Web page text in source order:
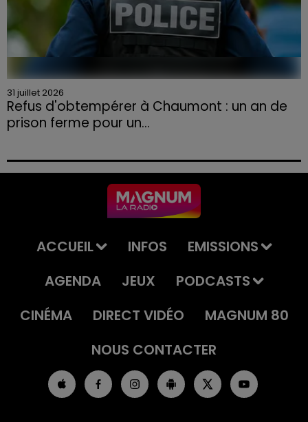
31 juillet 2026
Refus d'obtempérer à Chaumont : un an de
prison ferme pour un...
permis et la confiscation de son véhicule.
ACCUEIL INFOS
EMISSIONS
AGENDA
JEUX
PODCASTS
CINÉMA
DIRECT VIDÉO
MAGNUM 80
NOUS CONTACTER